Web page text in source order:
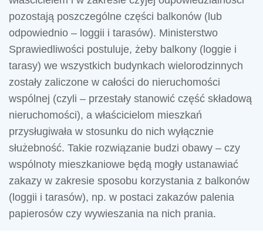
pozostają poszczególne części balkonów (lub
odpowiednio – loggii i tarasów). Ministerstwo
Sprawiedliwości postuluje, żeby balkony (loggie i
tarasy) we wszystkich budynkach wielorodzinnych
zostały zaliczone w całości do nieruchomości
wspólnej (czyli – przestały stanowić część składową
nieruchomości), a właścicielom mieszkań
przysługiwała w stosunku do nich wyłącznie
służebność. Takie rozwiązanie budzi obawy – czy
wspólnoty mieszkaniowe będą mogły ustanawiać
zakazy w zakresie sposobu korzystania z balkonów
(loggii i tarasów), np. w postaci zakazów palenia
papierosów czy wywieszania na nich prania.